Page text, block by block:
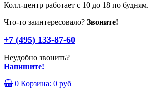
Колл-центр работает с 10 до 18 по будням.
Что-то заинтересовало? Звоните!
+7 (495) 133-87-60
Неудобно звонить?
Напишите!
0 Корзина: 0 руб